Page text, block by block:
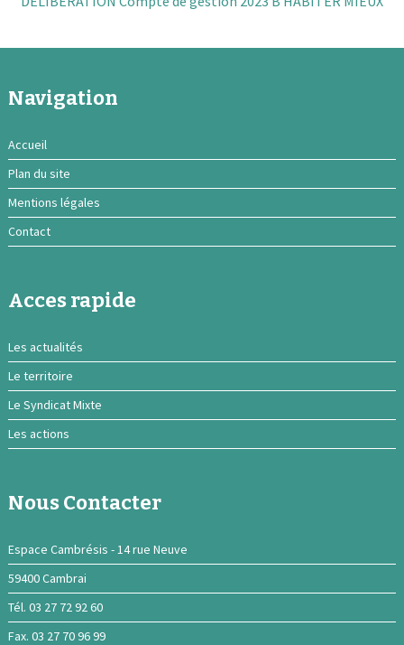
Navigation
Accueil
Plan du site
Mentions légales
Contact
Acces rapide
Les actualités
Le territoire
Le Syndicat Mixte
Les actions
Nous Contacter
Espace Cambrésis - 14 rue Neuve
59400 Cambrai
Tél. 03 27 72 92 60
Fax. 03 27 70 96 99